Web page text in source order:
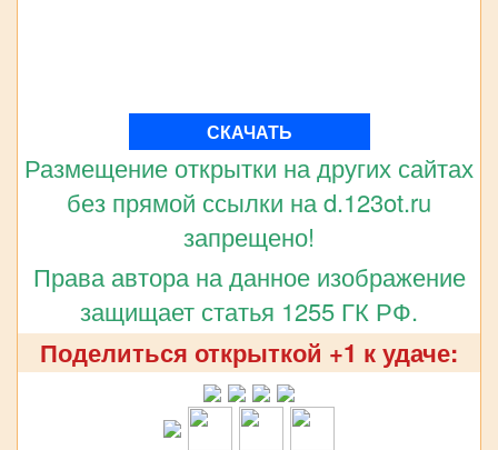
СКАЧАТЬ
Размещение открытки на других сайтах
без прямой ссылки на d.123ot.ru
запрещено!
Права автора на данное изображение
защищает статья 1255 ГК РФ.
Поделиться открыткой +1 к удаче: